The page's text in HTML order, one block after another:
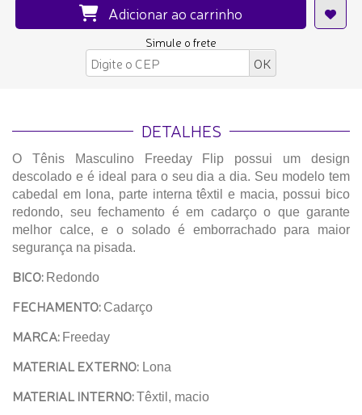
Adicionar ao carrinho
Simule o frete
DETALHES
O Tênis Masculino Freeday Flip possui um design
descolado e é ideal para o seu dia a dia. Seu modelo tem
cabedal em lona, parte interna têxtil e macia, possui bico
redondo, seu fechamento é em cadarço o que garante
melhor calce, e o solado é emborrachado para maior
segurança na pisada.
BICO: Redondo
FECHAMENTO: Cadarço
MARCA: Freeday
MATERIAL EXTERNO: Lona
MATERIAL INTERNO:Têxtil, macio